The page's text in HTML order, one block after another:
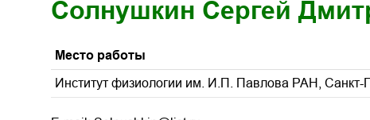
Солнушкин Сергей
Место работы
Институт физиологии им. И.П. Павлова РАН, Санкт-